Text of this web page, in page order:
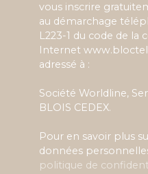
vous inscrire
au démarchage
L223-1 du code de la
Internet
adressé à :
Société Worldline,
BLOIS CEDEX.
Pour en savoir plus
données
politique de